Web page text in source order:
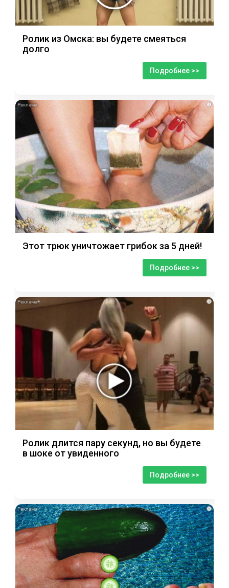
Ролик из Омска: вы будете смеяться
долго
Подробнее >>
i
Этот трюк уничтожает грибок за 5 дней!
Подробнее >>
i
Ролик длится пару секунд, но вы будете
в шоке от увиденного
Подробнее >>
i